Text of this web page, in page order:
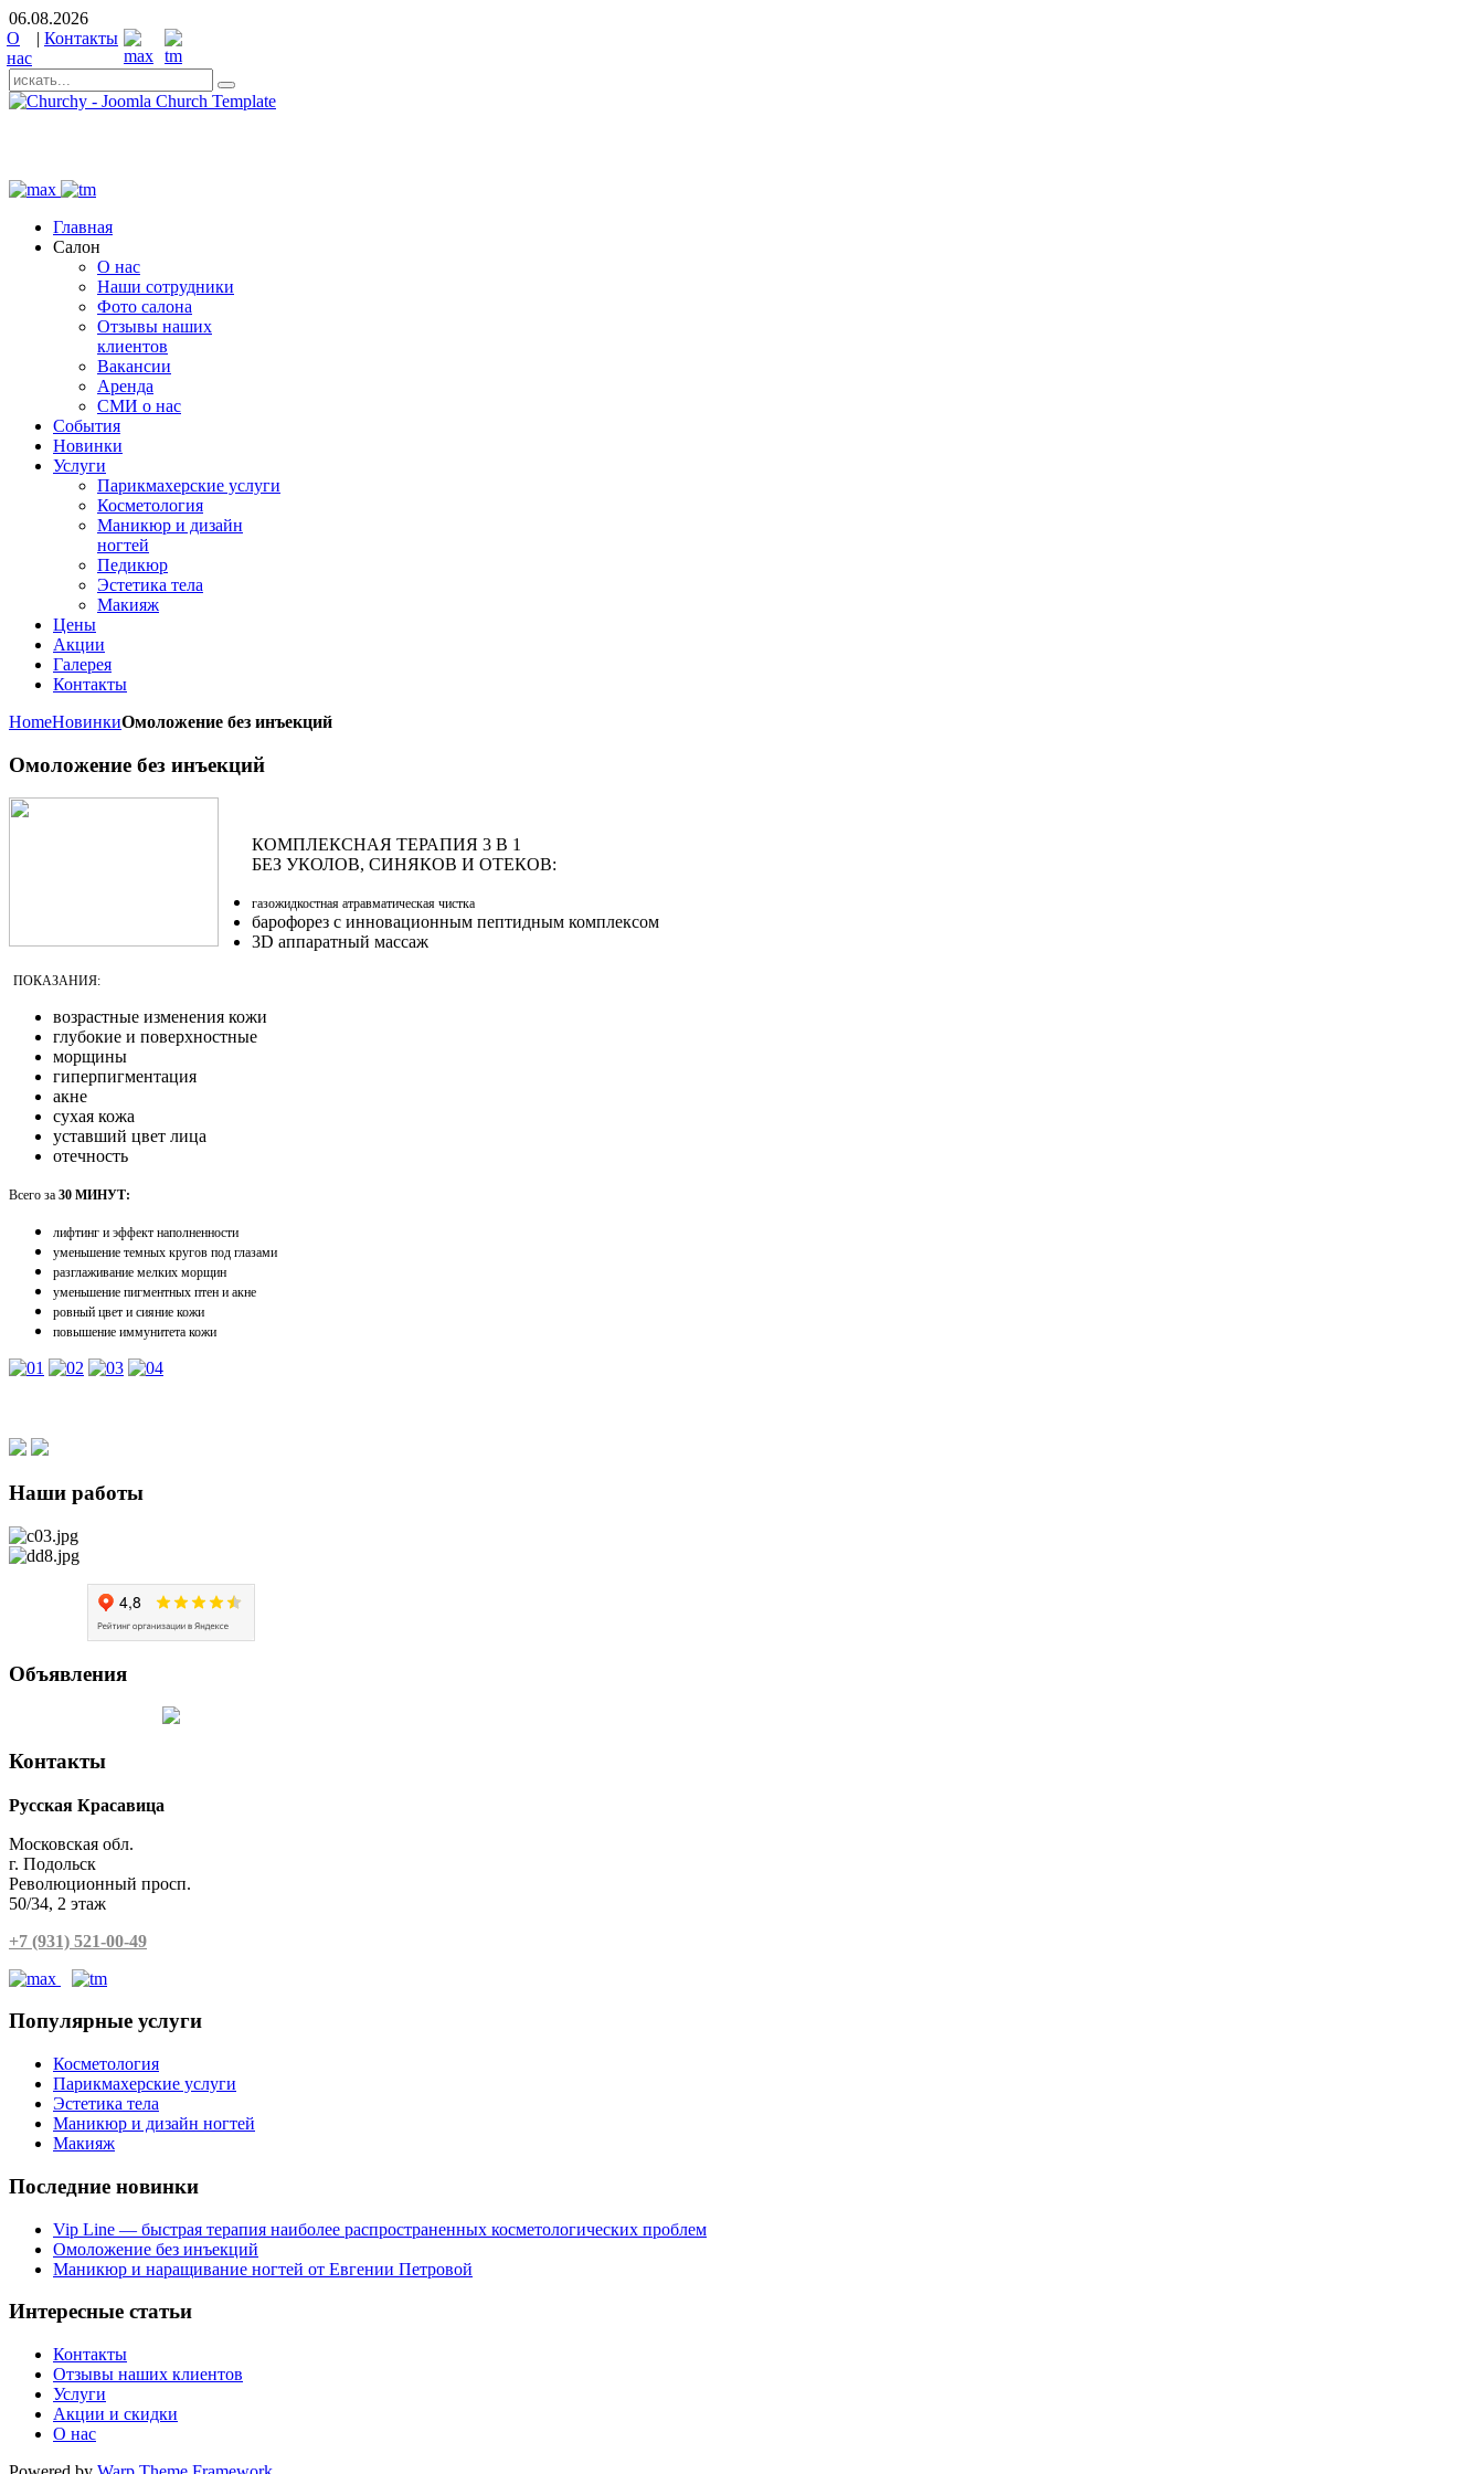
06.08.2026
О
нас
| Контакты
Главная
Салон
О нас
Наши сотрудники
Фото салона
Отзывы наших
клиентов
Вакансии
Аренда
СМИ о нас
События
Новинки
Услуги
Парикмахерские услуги
Косметология
Маникюр и дизайн
ногтей
Педикюр
Эстетика тела
Макияж
Цены
Акции
Галерея
Контакты
HomeНовинкиОмоложение без инъекций
Омоложение без инъекций
КОМПЛЕКСНАЯ ТЕРАПИЯ 3 В 1
БЕЗ УКОЛОВ, СИНЯКОВ И ОТЕКОВ:
газожидкостная атравматическая чистка
барофорез с инновационным пептидным комплексом
3D аппаратный массаж
ПОКАЗАНИЯ:
возрастные изменения кожи
глубокие и поверхностные
морщины
гиперпигментация
акне
сухая кожа
уставший цвет лица
отечность
Всего за 30 МИНУТ:
лифтинг и эффект наполненности
уменьшение темных кругов под глазами
разглаживание мелких морщин
уменьшение пигментных птен и акне
ровный цвет и сияние кожи
повышение иммунитета кожи
Наши работы
Объявления
Контакты
Русская Красавица
Московская обл.
г. Подольск
Революционный просп.
50/34, 2 этаж
+7 (931) 521-00-49
Популярные услуги
Косметология
Парикмахерские услуги
Эстетика тела
Маникюр и дизайн ногтей
Макияж
Последние новинки
Vip Line — быстрая терапия наиболее распространенных косметологических проблем
Омоложение без инъекций
Маникюр и наращивание ногтей от Евгении Петровой
Интересные статьи
Контакты
Отзывы наших клиентов
Услуги
Акции и скидки
О нас